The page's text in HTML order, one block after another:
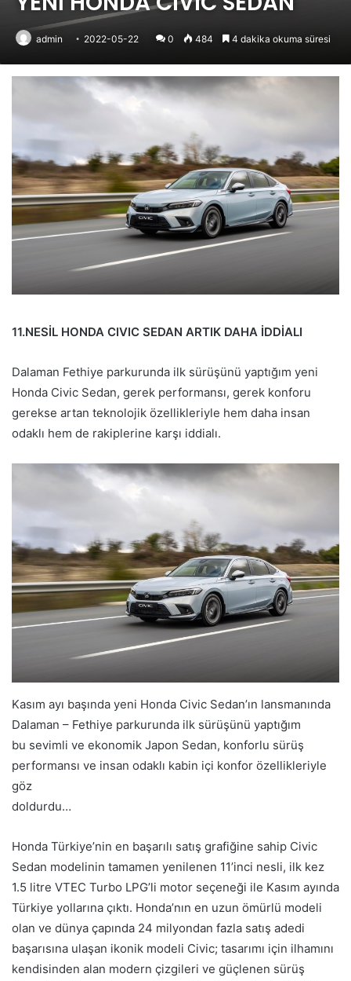
admin 2022-05-22 0 484 4 dakika okuma süresi
11.NESİL HONDA CIVIC SEDAN ARTIK DAHA İDDİALI
Dalaman Fethiye parkurunda ilk sürüşünü yaptığım yeni
Honda Civic Sedan, gerek performansı, gerek konforu
gerekse artan teknolojik özellikleriyle hem daha insan
odaklı hem de rakiplerine karşı iddialı.
Kasım ayı başında yeni Honda Civic Sedan’ın lansmanında
Dalaman – Fethiye parkurunda ilk sürüşünü yaptığım
bu sevimli ve ekonomik Japon Sedan, konforlu sürüş
performansı ve insan odaklı kabin içi konfor özellikleriyle
göz
doldurdu…
Honda Türkiye’nin en başarılı satış grafiğine sahip Civic
Sedan modelinin tamamen yenilenen 11’inci nesli, ilk kez
1.5 litre VTEC Turbo LPG’li motor seçeneği ile Kasım ayında
Türkiye yollarına çıktı. Honda’nın en uzun ömürlü modeli
olan ve dünya çapında 24 milyondan fazla satış adedi
başarısına ulaşan ikonik modeli Civic; tasarımı için ilhamını
kendisinden alan modern çizgileri ve güçlenen sürüş